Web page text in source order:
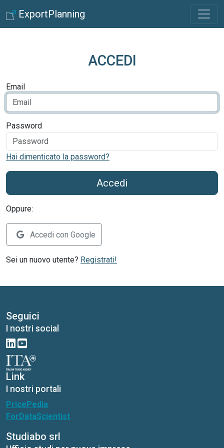
ExportPlanning
ACCEDI
Email
Password
Hai dimenticato la password?
Accedi
Oppure:
Accedi con Google
Sei un nuovo utente? Registrati!
Seguici
I nostri social
Link
I nostri portali
PricePedia
ForDataScientist
Studiabo srl